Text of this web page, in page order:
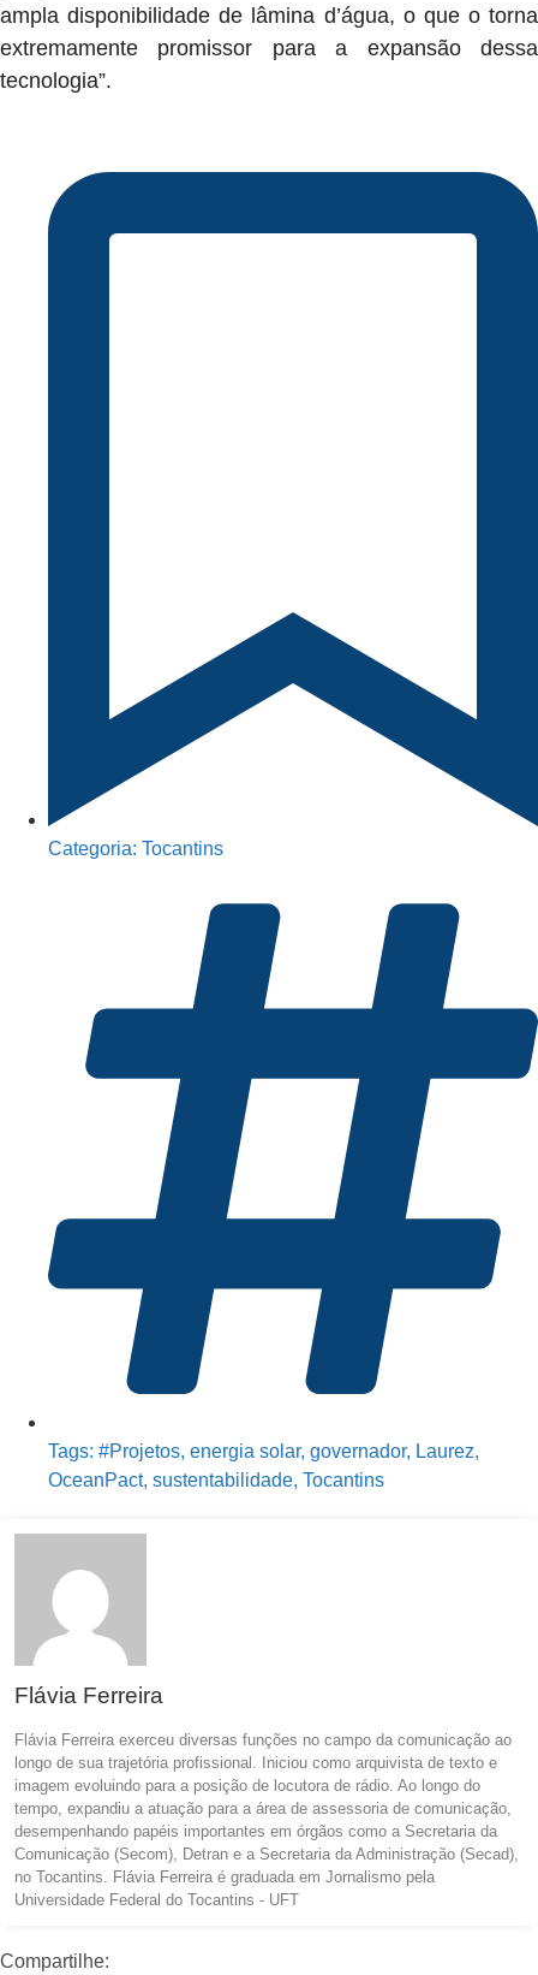
ampla disponibilidade de lâmina d’água, o que o torna
extremamente promissor para a expansão dessa
tecnologia”.
Categoria: Tocantins
Tags: #Projetos, energia solar, governador, Laurez,
OceanPact, sustentabilidade, Tocantins
Flávia Ferreira
Flávia Ferreira exerceu diversas funções no campo da comunicação ao
longo de sua trajetória profissional. Iniciou como arquivista de texto e
imagem evoluindo para a posição de locutora de rádio. Ao longo do
tempo, expandiu a atuação para a área de assessoria de comunicação,
desempenhando papéis importantes em órgãos como a Secretaria da
Comunicação (Secom), Detran e a Secretaria da Administração (Secad),
no Tocantins. Flávia Ferreira é graduada em Jornalismo pela
Universidade Federal do Tocantins - UFT
Compartilhe: